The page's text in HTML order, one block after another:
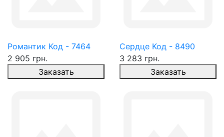
Романтик Код - 7464
2 905 грн.
Заказать
Сердце Код - 8490
3 283 грн.
Заказать